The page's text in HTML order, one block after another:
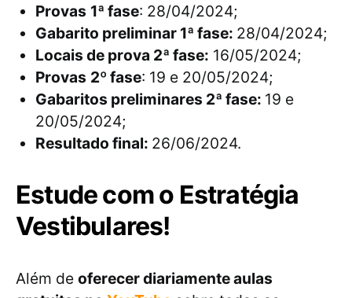
Provas 1ª fase: 28/04/2024;
Gabarito preliminar 1ª fase: 28/04/2024;
Locais de prova 2ª fase: 16/05/2024;
Provas 2º fase: 19 e 20/05/2024;
Gabaritos preliminares 2ª fase: 19 e
20/05/2024;
Resultado final: 26/06/2024.
Estude com o Estratégia
Vestibulares!
Além de oferecer diariamente aulas